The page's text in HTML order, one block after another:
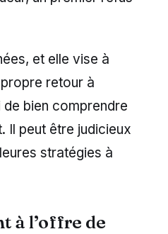
et elle vise à
retour à
de bien comprendre
Il peut être judicieux
stratégies à
à l’offre de